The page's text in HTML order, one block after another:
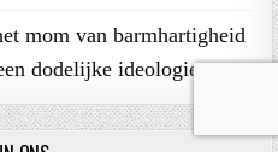
mom van barmhartigheid
dodelijke ideologie